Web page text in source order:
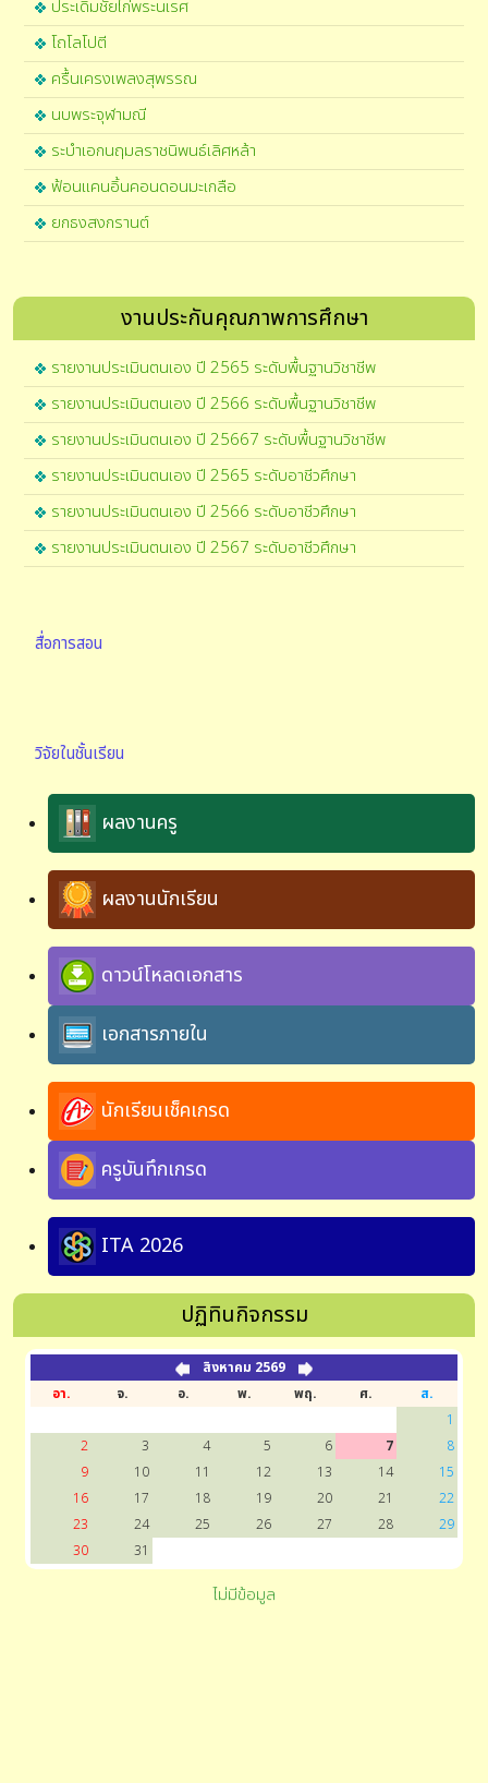
ประเดิมชัยไก่พระนเรศ
โถโลโปตี
ครื้นเครงเพลงสุพรรณ
นบพระจุฬามณี
ระบำเอกนฤมลราชนิพนธ์เลิศหล้า
ฟ้อนแคนอิ้นคอนดอนมะเกลือ
ยกธงสงกรานต์
งานประกันคุณภาพการศึกษา
รายงานประเมินตนเอง ปี 2565 ระดับพื้นฐานวิชาชีพ
รายงานประเมินตนเอง ปี 2566 ระดับพื้นฐานวิชาชีพ
รายงานประเมินตนเอง ปี 25667 ระดับพื้นฐานวิชาชีพ
รายงานประเมินตนเอง ปี 2565 ระดับอาชีวศึกษา
รายงานประเมินตนเอง ปี 2566 ระดับอาชีวศึกษา
รายงานประเมินตนเอง ปี 2567 ระดับอาชีวศึกษา
สื่อการสอน
วิจัยในชั้นเรียน
ผลงานครู
ผลงานนักเรียน
ดาวน์โหลดเอกสาร
เอกสารภายใน
นักเรียนเช็คเกรด
ครูบันทึกเกรด
ITA 2026
ปฏิทินกิจกรรม
สิงหาคม 2569
อา.
จ. อ. พ. พฤ. ศ.
ส.
1
2
3 4 5 6 7
8
9
10 11 12 13 14
15
16
17 18 19 20 21
22
23
24 25 26 27 28
29
30
31
ไม่มีข้อมูล